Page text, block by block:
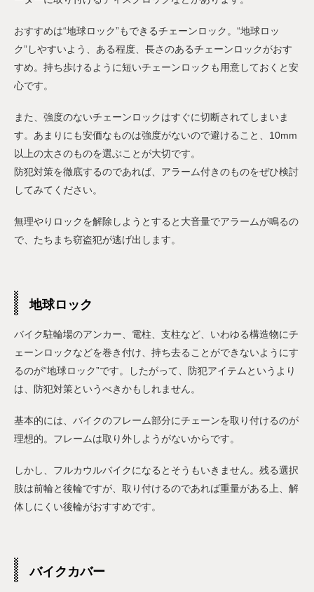
おすすめは“地球ロック”もできるチェーンロック。“地球ロッ
ク”しやすいよう、ある程度、長さのあるチェーンロックがおす
すめ。持ち歩けるように短いチェーンロックも用意しておくと安
心です。
また、強度のないチェーンロックはすぐに切断されてしまいま
す。あまりにも安価なものは強度がないので避けること、10mm
以上の太さのものを選ぶことが大切です。
防犯対策を徹底するのであれば、アラーム付きのものをぜひ検討
してみてください。
無理やりロックを解除しようとすると大音量でアラームが鳴るの
で、たちまち窃盗犯が逃げ出します。
地球ロック
バイク駐輪場のアンカー、電柱、支柱など、いわゆる構造物にチ
ェーンロックなどを巻き付け、持ち去ることができないようにす
るのが“地球ロック”です。したがって、防犯アイテムというより
は、防犯対策というべきかもしれません。
基本的には、バイクのフレーム部分にチェーンを取り付けるのが
理想的。フレームは取り外しようがないからです。
しかし、フルカウルバイクになるとそうもいきません。残る選択
肢は前輪と後輪ですが、取り付けるのであれば重量がある上、解
体しにくい後輪がおすすめです。
バイクカバー